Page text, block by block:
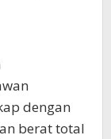
dengan
berat total